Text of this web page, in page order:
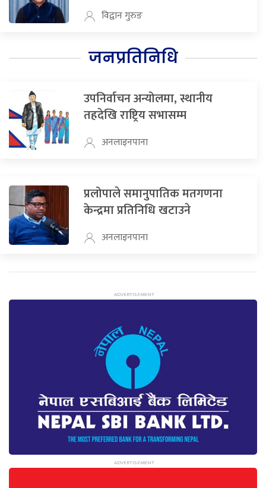
विद्वान गुरुङ
जनप्रतिनिधि
उपनिर्वाचन अन्योलमा, स्थानीय
तहदेखि राष्ट्रिय सभासम्म
अनलाइनपाना
प्रलोपाले समानुपातिक मतगणना
केन्द्रमा प्रतिनिधि खटाउने
अनलाइनपाना